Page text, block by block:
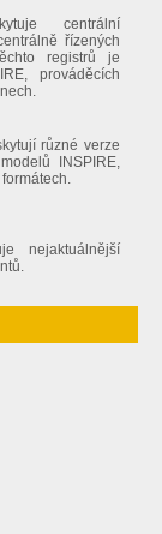
centrální
řízených
registrů je
prováděcích
různé verze
INSPIRE,
nejaktuálnější